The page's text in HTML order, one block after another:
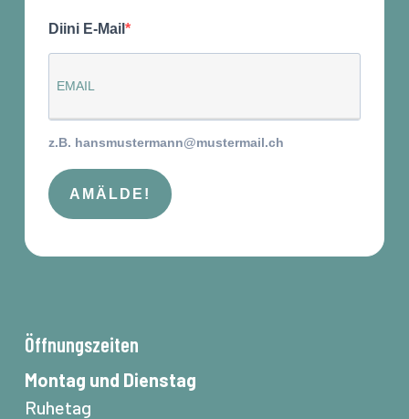
Diini E-Mail
z.B. hansmustermann@mustermail.ch
AMÄLDE!
Öffnungszeiten
Montag und Dienstag
Ruhetag